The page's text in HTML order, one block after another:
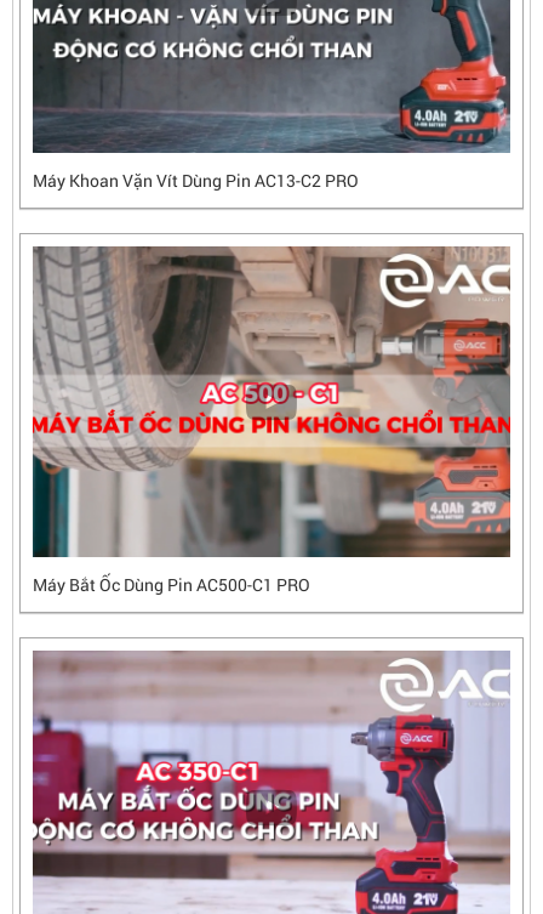
Máy Khoan Vặn Vít Dùng Pin AC13-C2 PRO
Máy Bắt Ốc Dùng Pin AC500-C1 PRO